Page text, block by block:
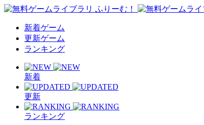
新着ゲーム
更新ゲーム
ランキング
新着
更新
ランキング